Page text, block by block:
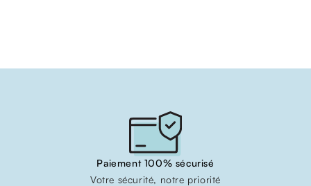
Paiement 100% sécurisé
Votre sécurité, notre priorité